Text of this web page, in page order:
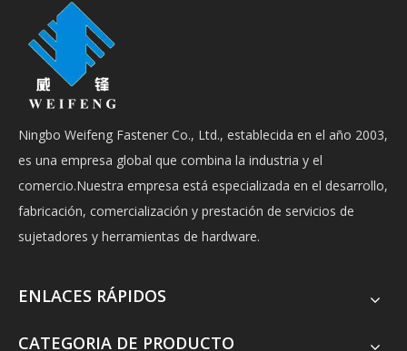
Ningbo Weifeng Fastener Co., Ltd., establecida en el año 2003,
es una empresa global que combina la industria y el
comercio.Nuestra empresa está especializada en el desarrollo,
fabricación, comercialización y prestación de servicios de
sujetadores y herramientas de hardware.
ENLACES RÁPIDOS
CATEGORIA DE PRODUCTO